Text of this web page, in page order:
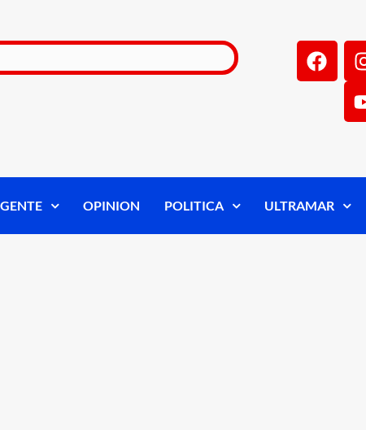
GENTE OPINION POLITICA ULTRAMAR